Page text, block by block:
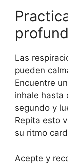
Las
pueden
Encuentre
inhale hasta
segundo y
Repita esto
su ritmo
Acepte y